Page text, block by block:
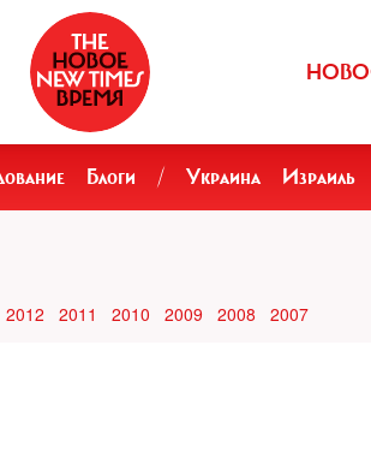
Блоги / Украина Израиль
2012 2011 2010 2009 2008 2007